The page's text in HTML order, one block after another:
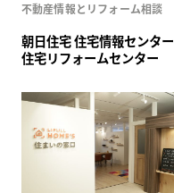
不動産情報とリフォーム相談
朝日住宅 住宅情報センター
住宅リフォームセンター